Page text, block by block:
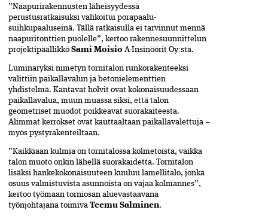
”Naapurirakennusten läheisyydessä
perustusratkaisuksi valikoitui porapaalu-
suihkupaaluseinä. Tällä ratkaisulla ei tarvinnut mennä
naapuritonttien puolelle”, kertoo rakennesuunnittelun
projektipäällikkö Sami Moisio A-Insinöörit Oy:stä.
Luminaryksi nimetyn tornitalon runkorakenteeksi
valittiin paikallavalun ja betonielementtien
yhdistelmä. Kantavat holvit ovat kokonaisuudessaan
paikallavalua, muun muassa siksi, että talon
geometriset muodot poikkeavat suorakaiteesta.
Alimmat kerrokset ovat kauttaaltaan paikallavalettuja –
myös pystyrakenteiltaan.
”Kaikkiaan kulmia on tornitalossa kolmetoista, vaikka
talon muoto onkin lähellä suorakaidetta. Tornitalon
lisäksi hankekokonaisuuteen kuuluu lamellitalo, jonka
osuus valmistuvista asunnoista on vajaa kolmannes”,
kertoo työmaan torniosan aluevastaavana
työnjohtajana toimiva Teemu Salminen.